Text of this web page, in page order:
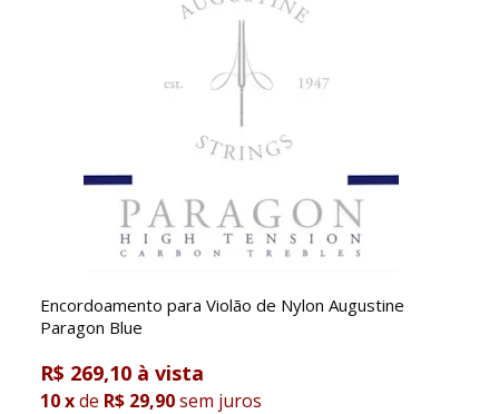
Encordoamento para Violão de Nylon Augustine
Paragon Blue
R$ 269,10
10xde R$ 29,90sem juros